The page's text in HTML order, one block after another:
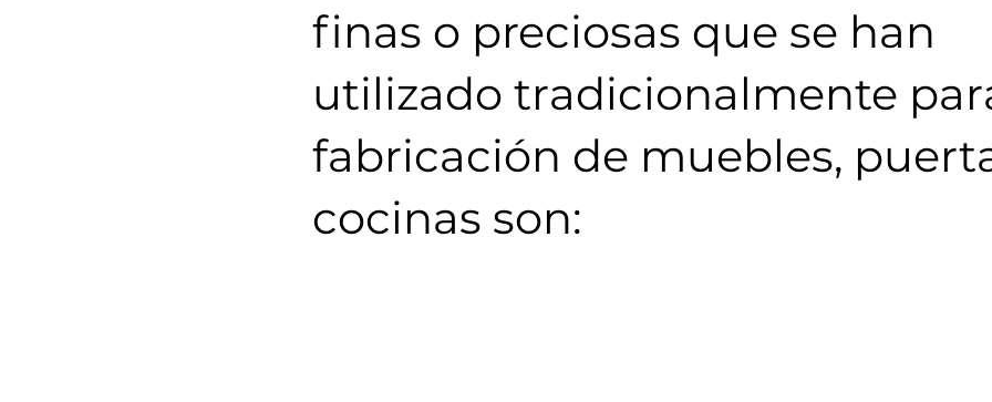
finas o preciosas que se han
utilizado tradicionalmente
fabricación de muebles,
cocinas son: